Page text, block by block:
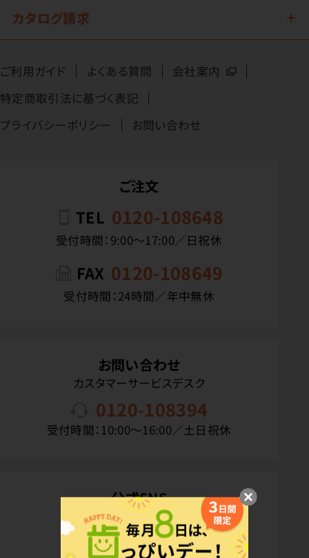
カタログ請求
ご利用ガイド よくある質問
会社案内
特定商取引法に基づく表記
プライバシーポリシー
お問い合わせ
ご注文
TEL 0120-108648
受付時間：9:00〜17:00／日祝休
FAX 0120-108649
受付時間：24時間／年中無休
お問い合わせ
カスタマーサービスデスク
0120-108394
受付時間：10:00〜16:00／土日祝休
公式SNS